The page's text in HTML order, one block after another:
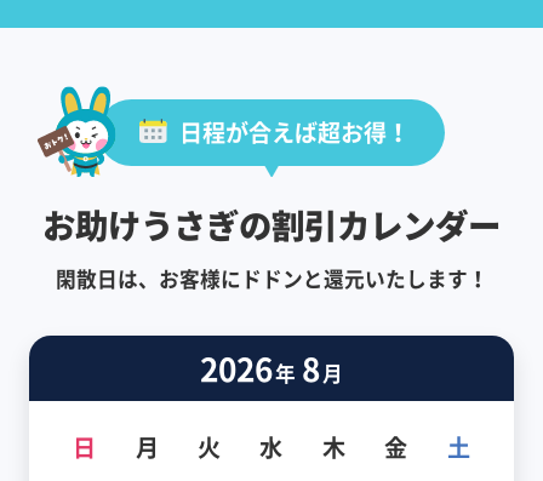
日程が合えば超お得！
お助けうさぎの割引カレンダー
閑散日は、お客様にドドンと還元いたします！
2026年 8月
日 月 火 水 木 金 土